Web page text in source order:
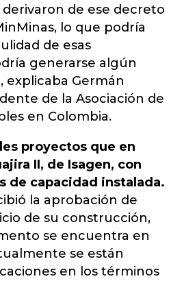
de ese decreto
lo que podría
de esas
generarse algún
explicaba Germán
de la Asociación de
en Colombia.
proyectos que en
II, de Isagen, con
de capacidad instalada.
la aprobación de
de su construcción,
se encuentra en
se están
en los términos